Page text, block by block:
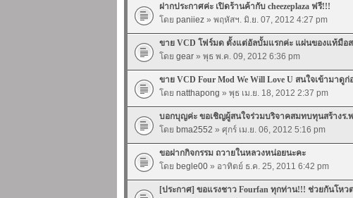
ฝากประกาศค่ะ เปิดร้านค้ากับ cheezeplaza ฟรี!!!
โดย paniiez » พฤหัสฯ. มิ.ย. 07, 2012 4:27 pm
ขาย VCD โฟร์มด ตั้งแต่อัลบั้มแรกค่ะ แผ่นของแท้มือ
โดย gear » พุธ พ.ค. 09, 2012 6:36 pm
ขาย VCD Four Mod We Will Love U สนใจเข้ามาดู
โดย natthapong » พุธ เม.ย. 18, 2012 2:37 pm
บอกบุญค่ะ ขอเชิญผู้สนใจร่วมบริจาคสมทบทุนสร้างร.
โดย bma2552 » ศุกร์ เม.ย. 06, 2012 5:16 pm
ขอฝากกิจกรรม ถวายในหลวงหน่อยนะคะ
โดย begle00 » อาทิตย์ ธ.ค. 25, 2011 6:42 pm
[ประกาศ] ขอแรงชาว Fourfan ทุกท่าน!!! ช่วยกันโหว